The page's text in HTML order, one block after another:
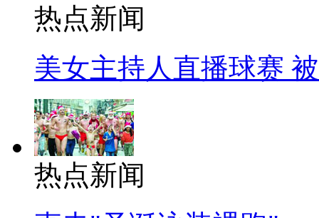
热点新闻
美女主持人直播球赛
热点新闻